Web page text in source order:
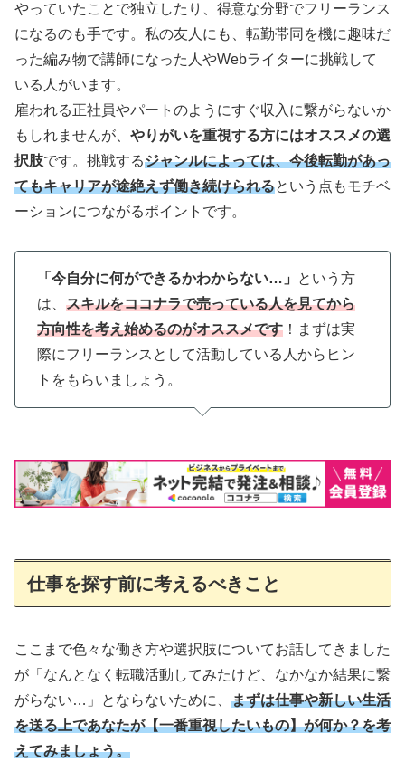
やっていたことで独立したり、得意な分野でフリーランス
になるのも手です。私の友人にも、転勤帯同を機に趣味だ
った編み物で講師になった人やWebライターに挑戦して
いる人がいます。
雇われる正社員やパートのようにすぐ収入に繋がらないか
もしれませんが、 やりがいを重視する方にはオススメの選
択肢です。挑戦するジャンルによっては、今後転勤があっ
てもキャリアが途絶えず働き続けられるという点もモチベ
ーションにつながるポイントです。
「今自分に何ができるかわからない…」
という方
は、 スキルをココナラで売っている人を見てから
方向性を考え始めるのがオススメです ！まずは実
際にフリーランスとして活動している人からヒン
トをもらいましょう。
仕事を探す前に考えるべきこと
ここまで色々な働き方や選択肢についてお話してきました
が「なんとなく転職活動してみたけど、なかなか結果に繋
がらない…」とならないために、 まずは仕事や新しい生活
を送る上であなたが【一番重視したいもの】が何か？を考
えてみましょう。